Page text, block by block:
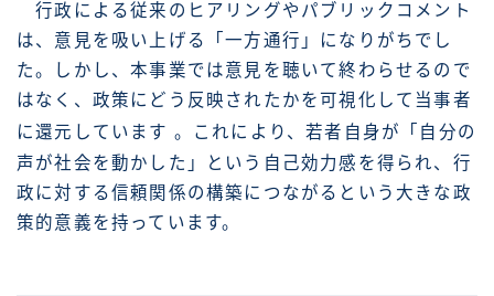
行政による従来のヒアリングやパブリックコメント
は、意見を吸い上げる「一方通行」になりがちでし
た。しかし、本事業では意見を聴いて終わらせるので
はなく、政策にどう反映されたかを可視化して当事者
に還元しています 。これにより、若者自身が「自分の
声が社会を動かした」という自己効力感を得られ、行
政に対する信頼関係の構築につながるという大きな政
策的意義を持っています。